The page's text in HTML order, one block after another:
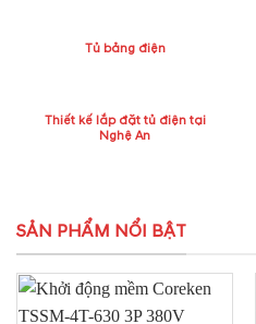
Tủ bảng điện
Thiết kế lắp đặt tủ điện tại
Nghệ An
SẢN PHẨM NỔI BẬT